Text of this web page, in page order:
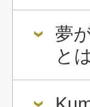
夢
とは